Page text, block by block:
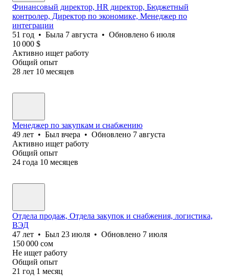
Финансовый директор, HR директор, Бюджетный
контролер, Директор по экономике, Менеджер по
интеграции
51 год • Была 7 августа • Обновлено 6 июля
10 000 $
Активно ищет работу
Общий опыт
28 лет 10 месяцев
Менеджер по закупкам и снабжению
49 лет • Был вчера • Обновлено 7 августа
Активно ищет работу
Общий опыт
24 года 10 месяцев
Отдела продаж, Отдела закупок и снабжения, логистика,
ВЭД
47 лет • Был 23 июля • Обновлено 7 июля
150 000 сом
Не ищет работу
Общий опыт
21 год 1 месяц